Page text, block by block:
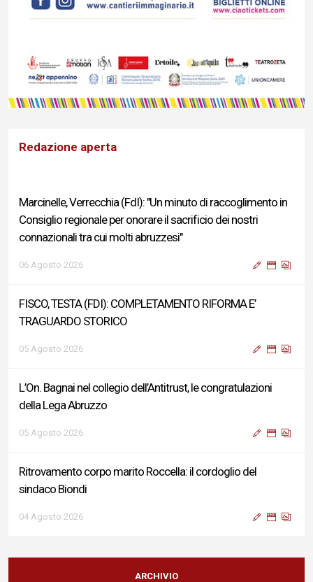
Redazione aperta
Marcinelle, Verrecchia (FdI): "Un minuto di raccoglimento in
Consiglio regionale per onorare il sacrificio dei nostri
connazionali tra cui molti abruzzesi"
06 Agosto 2026
FISCO, TESTA (FDI): COMPLETAMENTO RIFORMA E’
TRAGUARDO STORICO
05 Agosto 2026
L’On. Bagnai nel collegio dell’Antitrust, le congratulazioni
della Lega Abruzzo
05 Agosto 2026
Ritrovamento corpo marito Roccella: il cordoglio del
sindaco Biondi
04 Agosto 2026
Reddito di Cittadinanza, Testa (FdI): Presentata interpellanza
su criticità persistenti ed effetti sulle politiche di sviluppo del
ARCHIVIO